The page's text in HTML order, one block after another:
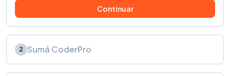
Continuar
2 Sumá CoderPro